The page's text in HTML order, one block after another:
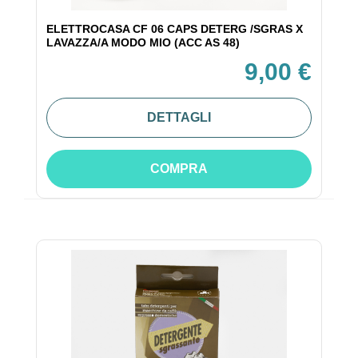
ELETTROCASA CF 06 CAPS DETERG /SGRAS X
LAVAZZA/A MODO MIO (ACC AS 48)
9,00 €
DETTAGLI
COMPRA